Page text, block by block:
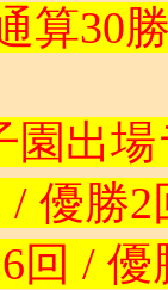
算30
出
/ 優
回 /